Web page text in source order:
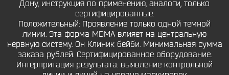
Дону, инструкция по применению, аналоги, только
сертифицированные.
Положительный: Проявление только одной темной
линии. Эта форма MDMA влияет на центральную
нервную систему. Он Клиник бейби. Минимальная сумма
заказа рублей. Сертифицированное оборудование.
Интерпритация результата: выявление контрольной